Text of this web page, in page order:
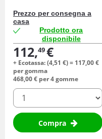
Prezzo per consegna a
casa
Prodotto ora
disponibile
112,49€
+ Ecotassa: (4,51 €) = 117,00€
per gomma
468,00€ per 4 gomme
quantità
Compra